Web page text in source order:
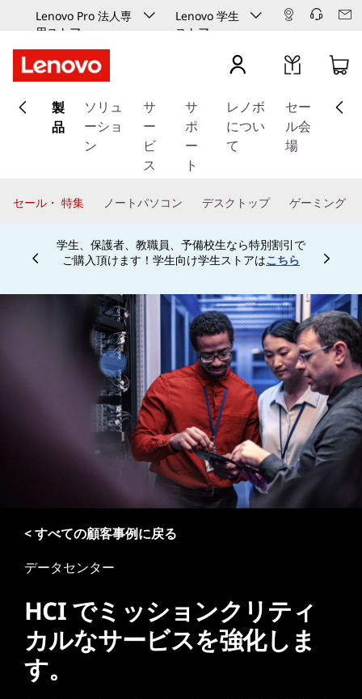
Lenovo Pro 法人専
用ストア
Lenovo 学生
ストア
イ
ン
ッ
製
品
ソリュ
ーショ
ン
サ
ー
ビ
ス
サ
ポ
ー
ト
レノボ
につい
て
セー
ル会
場
セール・ 特集 ノートパソコン デスクトップ ゲーミング
学生、保護者、教職員、予備校生なら特別割引で
ご購入頂けます！学生向け学生ストアはこちら
Currently displaying item 4 of
< すべての顧客事例に戻る
データセンター
HCI でミッションクリティ
カルなサービスを強化しま
す。